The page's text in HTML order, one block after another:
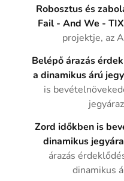
Robosztus és
Fail - And We -
projektje, az
Belépő árazás
a dinamikus árú
is
Zord időkben is
dinamikus
árazás
dinamikus